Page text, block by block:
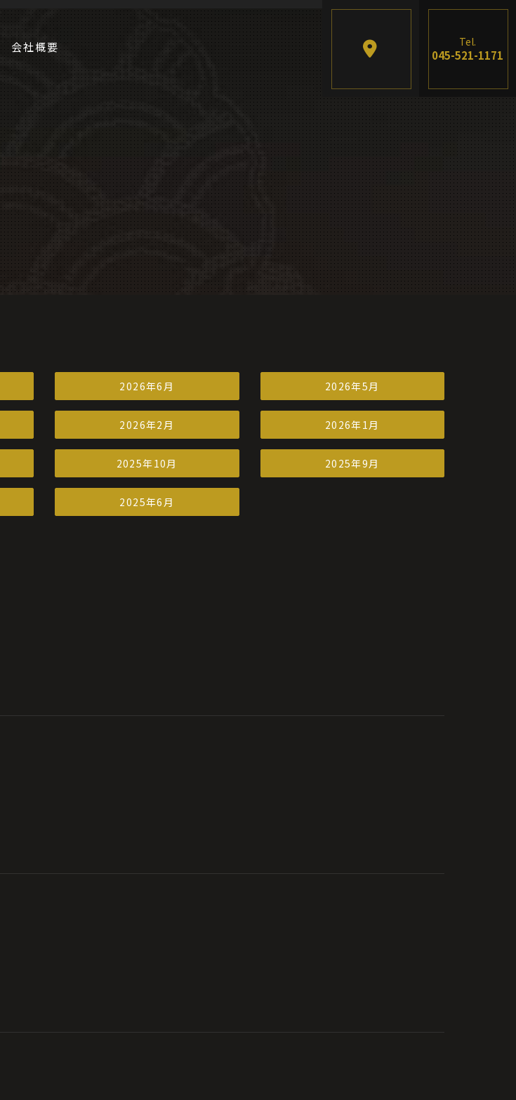
会社概要 Tel.
045-521-1171
2026年6月 2026年5月
2026年2月 2026年1月
2025年10月 2025年9月
2025年6月